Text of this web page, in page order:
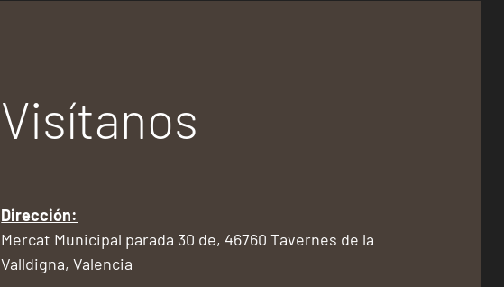
Visítanos
Dirección:
Mercat Municipal parada 30 de, 46760 Tavernes de la
Valldigna, Valencia